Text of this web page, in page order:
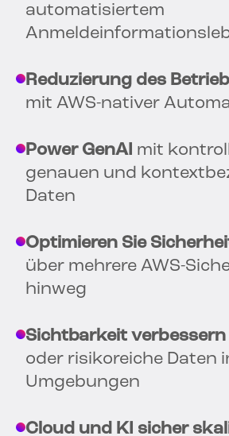
automatisiertem
Reduzierung des
mit AWS-nativer
Power GenAI mit
genauen und
Daten
Optimieren Sie
über mehrere AWS-
hinweg
Sichtbarkeit verbessern
oder risikoreiche Daten
Umgebungen
Cloud und KI sicher